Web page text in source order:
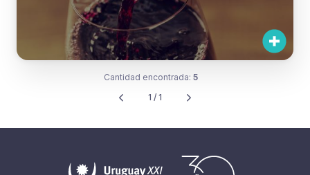
Cantidad encontrada: 5
1 / 1